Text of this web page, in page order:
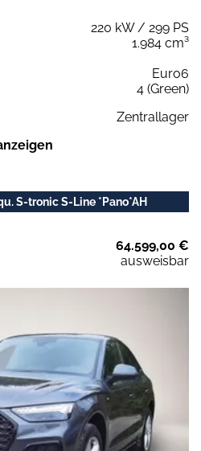
220 kW / 299 PS
1.984 cm³
Euro6
4 (Green)
Zentrallager
S-tronic S-Line *Pano*AH
64.599,00 €
ausweisbar